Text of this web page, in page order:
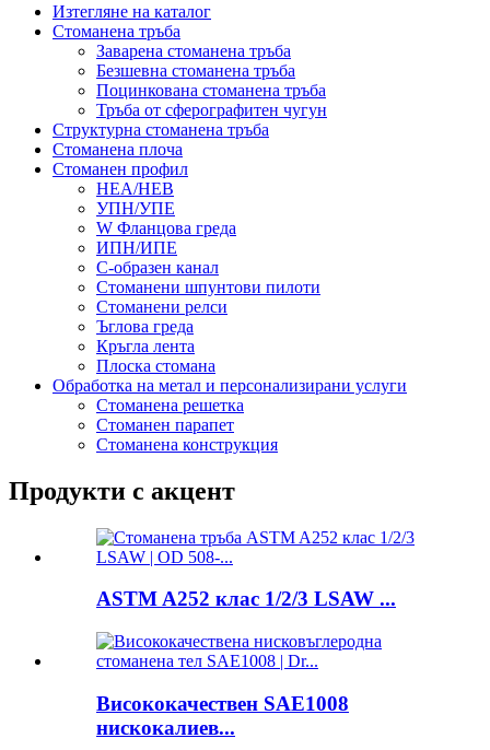
Изтегляне на каталог
Стоманена тръба
Заварена стоманена тръба
Безшевна стоманена тръба
Поцинкована стоманена тръба
Тръба от сферографитен чугун
Структурна стоманена тръба
Стоманена плоча
Стоманен профил
HEA/HEB
УПН/УПЕ
W Фланцова греда
ИПН/ИПЕ
C-образен канал
Стоманени шпунтови пилоти
Стоманени релси
Ъглова греда
Кръгла лента
Плоска стомана
Обработка на метал и персонализирани услуги
Стоманена решетка
Стоманен парапет
Стоманена конструкция
Продукти с акцент
ASTM A252 клас 1/2/3 LSAW ...
Висококачествен SAE1008
нискокалиев...